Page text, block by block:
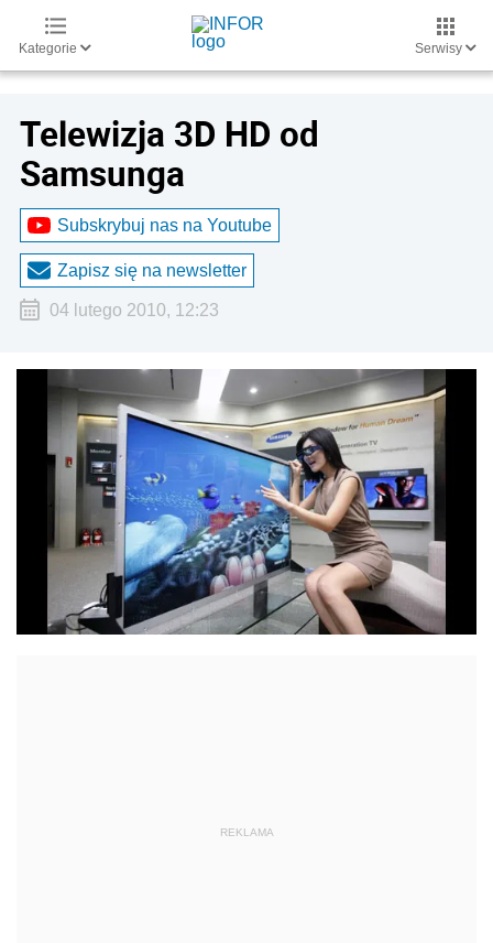
Kategorie Serwisy
Telewizja 3D HD od
Samsunga
Subskrybuj nas na Youtube
Zapisz się na newsletter
04 lutego 2010, 12:23